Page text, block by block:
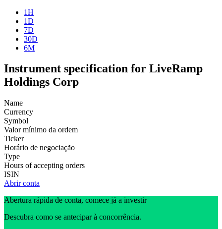
1H
1D
7D
30D
6M
Instrument specification for LiveRamp
Holdings Corp
Name
Currency
Symbol
Valor mínimo da ordem
Ticker
Horário de negociação
Type
Hours of accepting orders
ISIN
Abrir conta
Abertura rápida de conta, comece já a investir
Descubra como se antecipar à concorrência.